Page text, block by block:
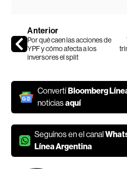
Anterior
Por qué caen las acciones de
YPF y cómo afecta a los
inversores el split
ConvertíBloomberg
noticiasaquí
Seguínos en el canal
Línea Argentina